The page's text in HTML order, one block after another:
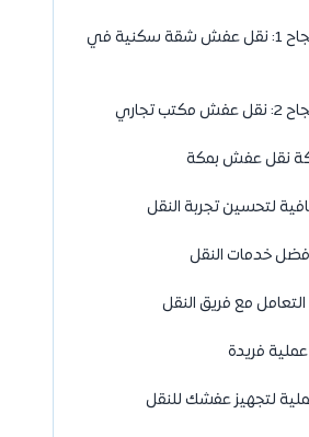
قصة نجاح 1: نقل عفش شقة سكنية في
تجاري
نقل عفش بمكة
لتحسين تجربة النقل
أفضل خدمات النقل
مع فريق النقل
فريدة
لتجهيز عفشك للنقل